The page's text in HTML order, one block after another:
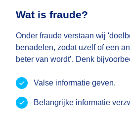
Wat is fraude?
Onder fraude verstaan wij
benadelen, zodat uzelf of een
beter van wordt’. Denk
Valse informatie geven.
Belangrijke informatie